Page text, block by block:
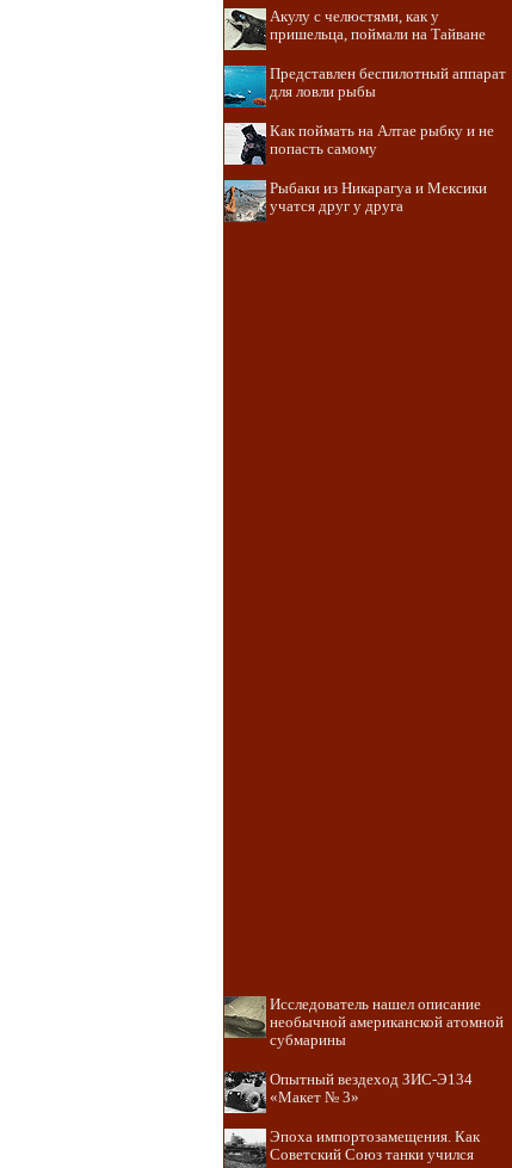
Акулу с челюстями, как у
пришельца, поймали на Тайване
Представлен беспилотный аппарат
для ловли рыбы
Как поймать на Алтае рыбку и не
попасть самому
Рыбаки из Никарагуа и Мексики
учатся друг у друга
Исследователь нашел описание
необычной американской атомной
субмарины
Опытный вездеход ЗИС-Э134
«Макет № 3»
Эпоха импортозамещения. Как
Советский Союз танки учился